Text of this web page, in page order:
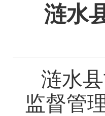
涟水
涟水
监督管